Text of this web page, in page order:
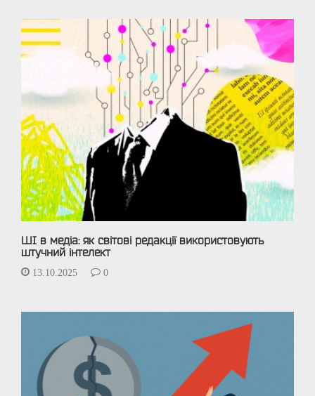
ШІ в медіа: як світові редакції використовують
штучний інтелект
13.10.2025 0